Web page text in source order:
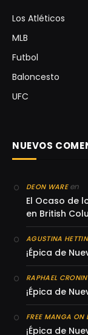
Los Atléticos
MLB
Futbol
Baloncesto
UFC
NUEVOS
DEON WAREen
El Ocaso de
en British
AGUSTINA
¡Épica de
RAPHAEL CRONIN
¡Épica de
FREE MANGA
¡Épica de